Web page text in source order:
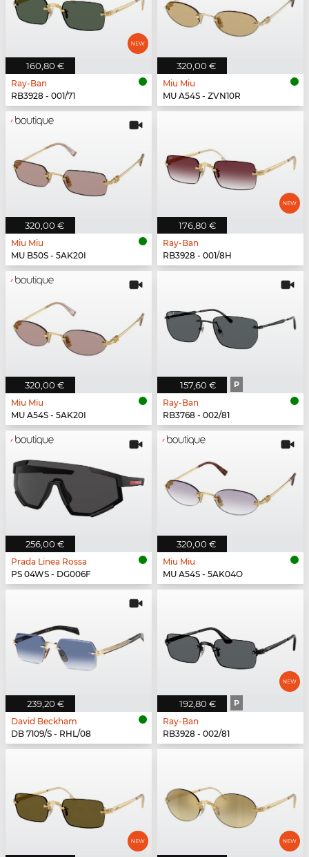
160,80 €
Ray-Ban
RB3928 - 001/71
320,00 €
Miu Miu
MU A54S - ZVN10R
320,00 €
Miu Miu
MU B50S - 5AK20I
176,80 €
Ray-Ban
RB3928 - 001/8H
320,00 €
Miu Miu
MU A54S - 5AK20I
157,60 € P
Ray-Ban
RB3768 - 002/81
256,00 €
Prada Linea Rossa
PS 04WS - DG006F
320,00 €
Miu Miu
MU A54S - 5AK04O
239,20 €
David Beckham
DB 7109/S - RHL/08
192,80 € P
Ray-Ban
RB3928 - 002/81